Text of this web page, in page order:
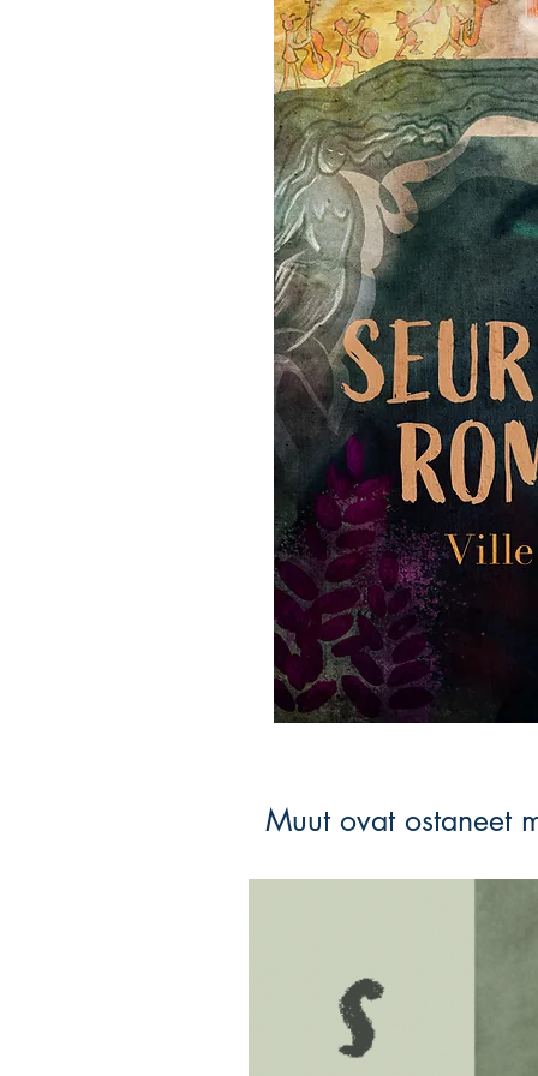
Muut ovat ostaneet